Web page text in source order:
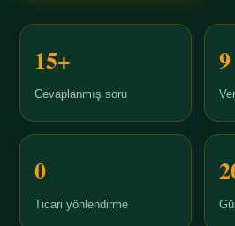
15+
Cevaplanmış soru
9
0
Ticari yönlendirme